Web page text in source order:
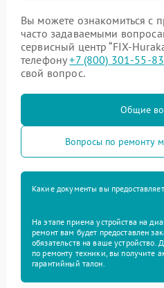
Вы можете ознакомиться с
часто задаваемыми
сервисный центр “FIX-
телефону+7 (800) 301-55-83
свой вопрос.
Общие
Вопросы по ремонту
Какие документы вы
На этапе приема устройства на
ремонт вам будет предоставлен
обязательств на ваше устройство.
по ремонту техники, вы получите
гарантийный талон.